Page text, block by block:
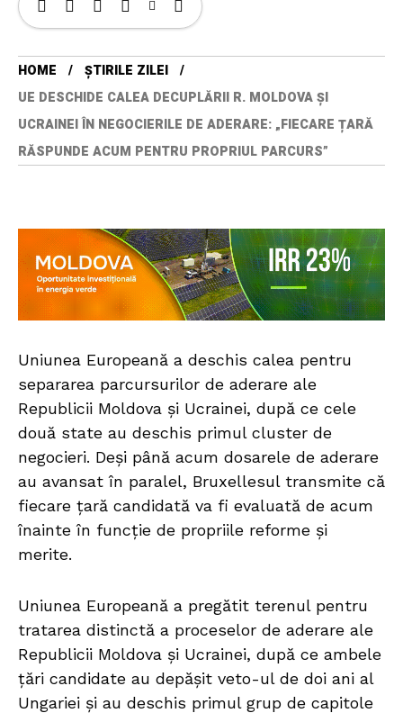
HOME
ȘTIRILE ZILEI
UE DESCHIDE CALEA DECUPLĂRII R. MOLDOVA ȘI
UCRAINEI ÎN NEGOCIERILE DE ADERARE: „FIECARE ȚARĂ
RĂSPUNDE ACUM PENTRU PROPRIUL PARCURS”
Uniunea Europeană a deschis calea pentru
separarea parcursurilor de aderare ale
Republicii Moldova și Ucrainei, după ce cele
două state au deschis primul cluster de
negocieri. Deși până acum dosarele de aderare
au avansat în paralel, Bruxellesul transmite că
fiecare țară candidată va fi evaluată de acum
înainte în funcție de propriile reforme și
merite.
Uniunea Europeană a pregătit terenul pentru
tratarea distinctă a proceselor de aderare ale
Republicii Moldova și Ucrainei, după ce ambele
țări candidate au depășit veto-ul de doi ani al
Ungariei și au deschis primul grup de capitole